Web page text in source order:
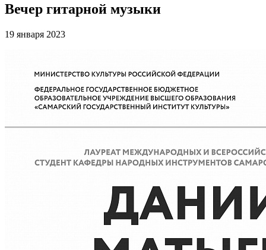
Вечер гитарной музыки
19 января 2023